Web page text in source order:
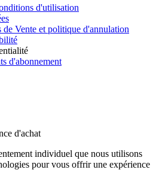
d'utilisation
de Vente et politique d'annulation
d'abonnement
d'achat
individuel que nous utilisons
pour vous offrir une expérience